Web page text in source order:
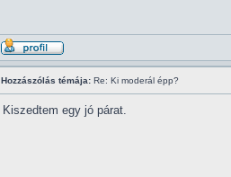
Hozzászólás témája: Re: Ki moderál épp?
Kiszedtem egy jó párat.